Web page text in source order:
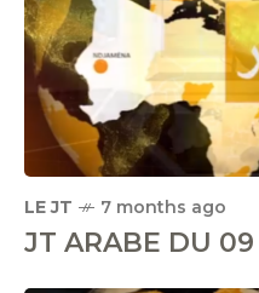
LE JT 7 months ago
JT ARABE DU